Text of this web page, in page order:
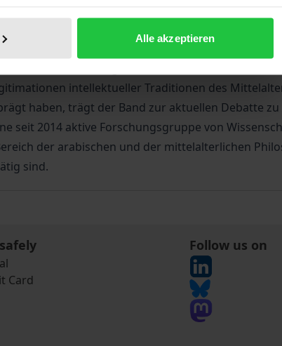
Alle akzeptieren
historischen und
Denkern selbst, aber ebenso von
Die 14 Beiträge erkunden von der frühen
intellektueller Traditionen des
haben, trägt der Band zur aktuellen Debatte
seit 2014 aktive Forschungsgruppe von
der arabischen und der mittelalterlichen
sind.
Card
Follow us on